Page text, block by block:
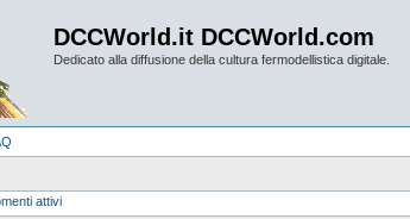
DCCWorld.it DCCWorld.com
Dedicato alla diffusione della cultura fermodellistica digitale.
attivi